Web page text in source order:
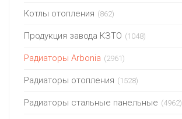
Котлы отопления (862)
Продукция завода КЗТО (1048)
Радиаторы Arbonia (2961)
Радиаторы отопления (1528)
Радиаторы стальные панельные (4962)